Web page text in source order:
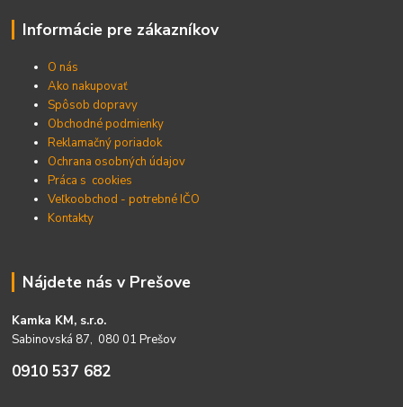
Informácie pre zákazníkov
O nás
Ako nakupovať
Spôsob dopravy
Obchodné podmienky
Reklamačný poriadok
Ochrana osobných údajov
Práca s cookies
Veľkoobchod - potrebné IČO
Kontakty
Nájdete nás v Prešove
Kamka KM, s.r.o.
Sabinovská 87, 080 01 Prešov
0910 537 682